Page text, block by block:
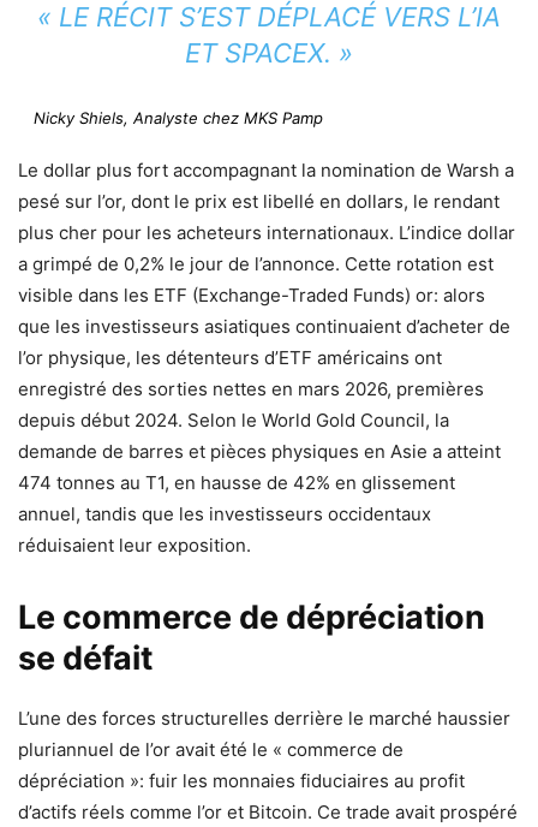
« LE RÉCIT S’EST DÉPLACÉ VERS L’IA
ET SPACEX. »
Nicky Shiels, Analyste chez MKS Pamp
Le dollar plus fort accompagnant la nomination de Warsh a
pesé sur l’or, dont le prix est libellé en dollars, le rendant
plus cher pour les acheteurs internationaux. L’indice dollar
a grimpé de 0,2% le jour de l’annonce. Cette rotation est
visible dans les ETF (Exchange-Traded Funds) or: alors
que les investisseurs asiatiques continuaient d’acheter de
l’or physique, les détenteurs d’ETF américains ont
enregistré des sorties nettes en mars 2026, premières
depuis début 2024. Selon le World Gold Council, la
demande de barres et pièces physiques en Asie a atteint
474 tonnes au T1, en hausse de 42% en glissement
annuel, tandis que les investisseurs occidentaux
réduisaient leur exposition.
Le commerce de dépréciation
se défait
L’une des forces structurelles derrière le marché haussier
pluriannuel de l’or avait été le « commerce de
dépréciation »: fuir les monnaies fiduciaires au profit
d’actifs réels comme l’or et Bitcoin. Ce trade avait prospéré